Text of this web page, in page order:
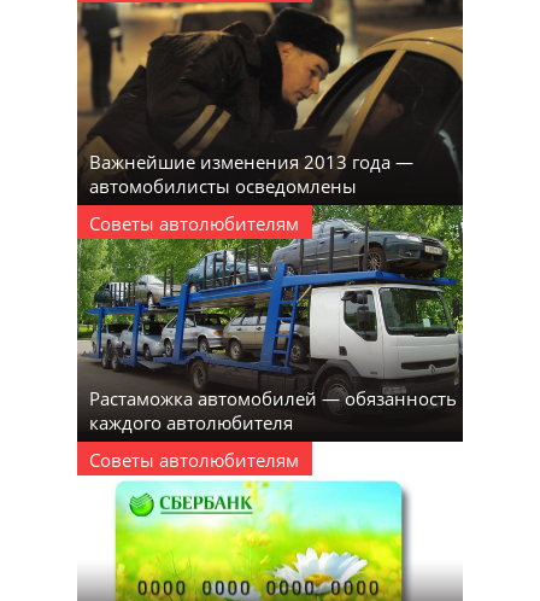
Важнейшие изменения 2013 года —
автомобилисты осведомлены
Советы автолюбителям
Растаможка автомобилей — обязанность
каждого автолюбителя
Советы автолюбителям